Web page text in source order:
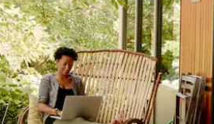
նավարկեք վեր և վար կամ